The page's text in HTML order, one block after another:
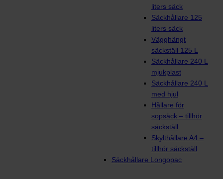
liters säck
Säckhållare 125
liters säck
Vägghängt
säckställ 125 L
Säckhållare 240 L
mjukplast
Säckhållare 240 L
med hjul
Hållare för
sopsäck – tillhör
säckställ
Skylthållare A4 –
tillhör säckställ
Säckhållare Longopac